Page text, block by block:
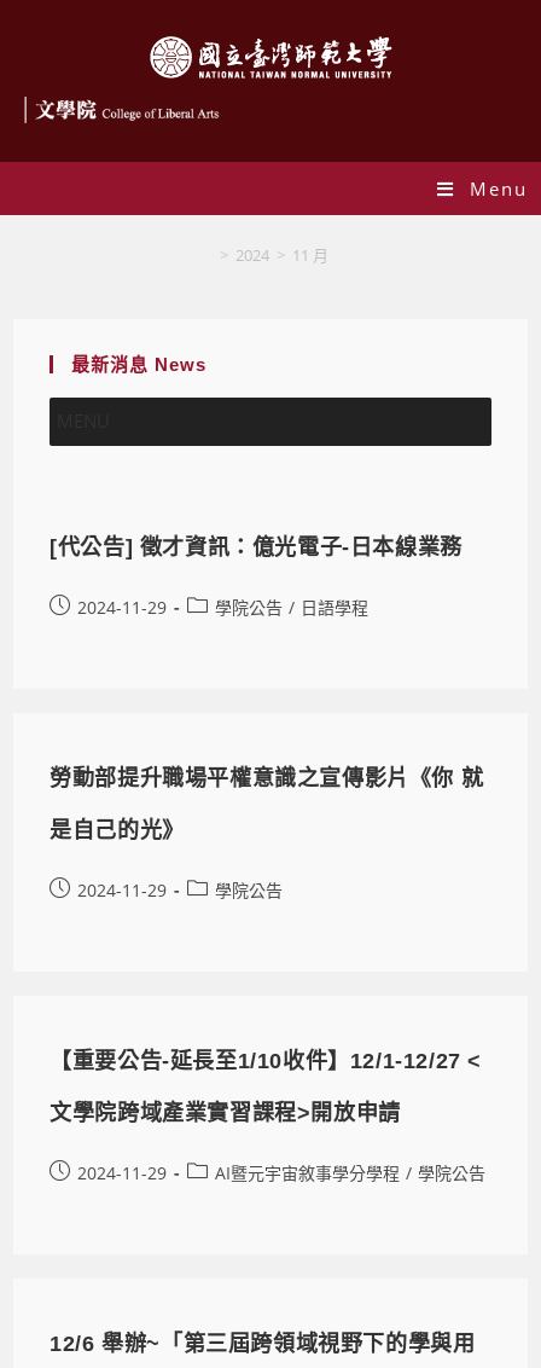
Menu
> 2024 > 11 月
最新消息 News
[代公告] 徵才資訊：億光電子-日本線業務
2024-11-29 學院公告 / 日語學程
勞動部提升職場平權意識之宣傳影片《你 就
是自己的光》
2024-11-29 學院公告
【重要公告-延長至1/10收件】12/1-12/27 <
文學院跨域產業實習課程>開放申請
2024-11-29 AI暨元宇宙敘事學分學程 / 學院公告
12/6 舉辦~「第三屆跨領域視野下的學與用